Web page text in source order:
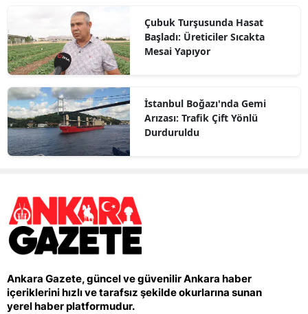
Çubuk Turşusunda Hasat
Başladı: Üreticiler Sıcakta
Mesai Yapıyor
İstanbul Boğazı'nda Gemi
Arızası: Trafik Çift Yönlü
Durduruldu
Ankara Gazete, güncel ve güvenilir Ankara haber
içeriklerini hızlı ve tarafsız şekilde okurlarına sunan
yerel haber platformudur.